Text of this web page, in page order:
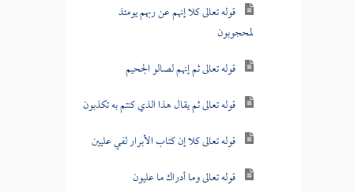
قوله تعالى كلا إنهم عن ربهم يومئذ
لمحجوبون
قوله تعالى ثم إنهم لصالو الجحيم
قوله تعالى ثم يقال هذا الذي كنتم به تكذبون
قوله تعالى كلا إن كتاب الأبرار لفي عليين
قوله تعالى وما أدراك ما عليون